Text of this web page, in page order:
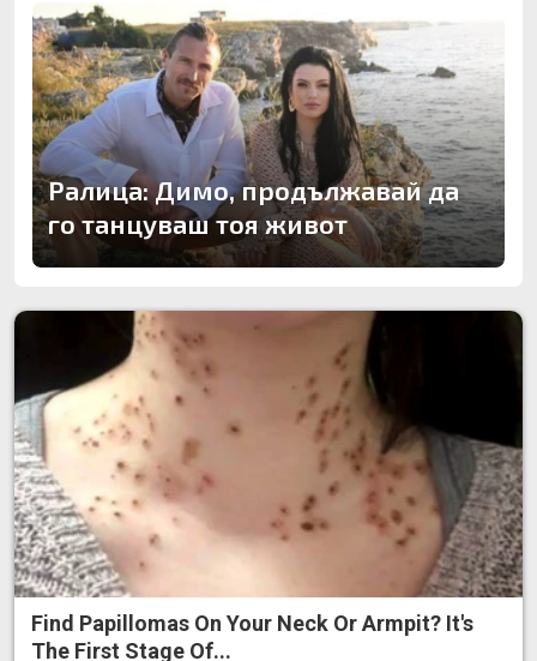
Ралица: Димо, продължавай да
го танцуваш тоя живот
Find Papillomas On Your Neck Or Armpit? It's
The First Stage Of...